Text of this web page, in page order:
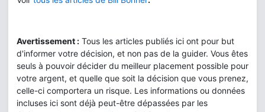
Avertissement : Tous les articles publiés ici ont pour but
d'informer votre décision, et non pas de la guider. Vous êtes
seuls à pouvoir décider du meilleur placement possible pour
votre argent, et quelle que soit la décision que vous prenez,
celle-ci comportera un risque. Les informations ou données
incluses ici sont déjà peut-être dépassées par les